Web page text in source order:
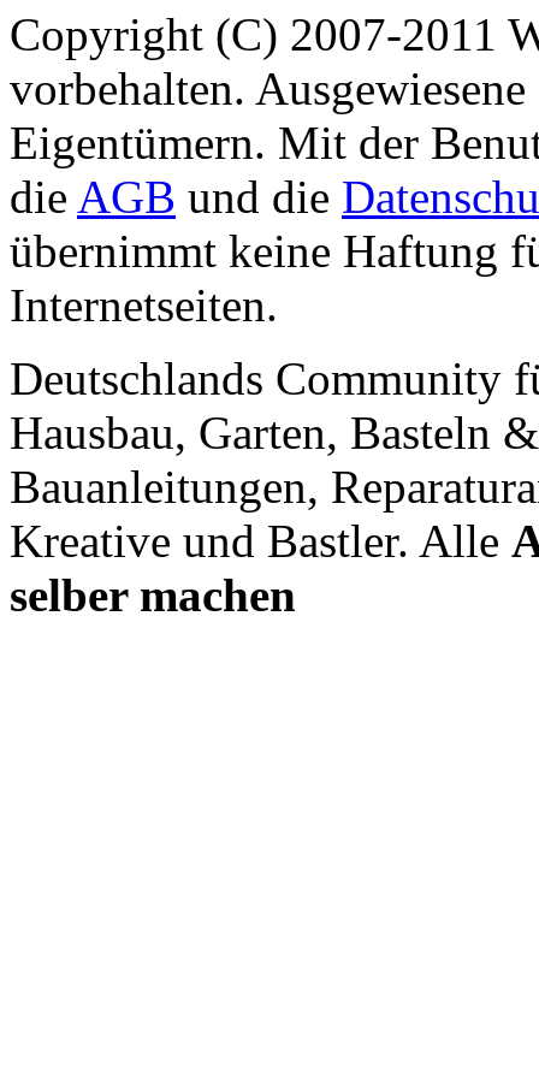
Copyright (C) 2007-2011
vorbehalten.
Eigentümern. Mit der
die AGB und die
übernimmt keine Haftung
Internetseiten.
Deutschlands Community
Hausbau, Garten, Basteln
Bauanleitungen,
Kreative und Bastler. Alle
selber machen